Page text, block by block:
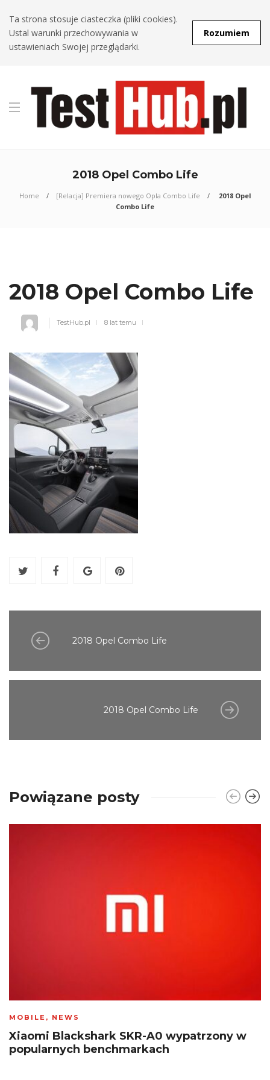
Ta strona stosuje ciasteczka (pliki cookies).
Ustal warunki przechowywania w
ustawieniach Swojej przeglądarki.
Rozumiem
2018 Opel Combo Life
Home [Relacja] Premiera nowego Opla Combo Life
2018 Opel
Combo Life
2018 Opel Combo Life
TestHub.pl 8 lat temu
2018 Opel Combo Life
2018 Opel Combo Life
Powiązane posty
MOBILE , NEWS
Xiaomi Blackshark SKR-A0 wypatrzony w
popularnych benchmarkach